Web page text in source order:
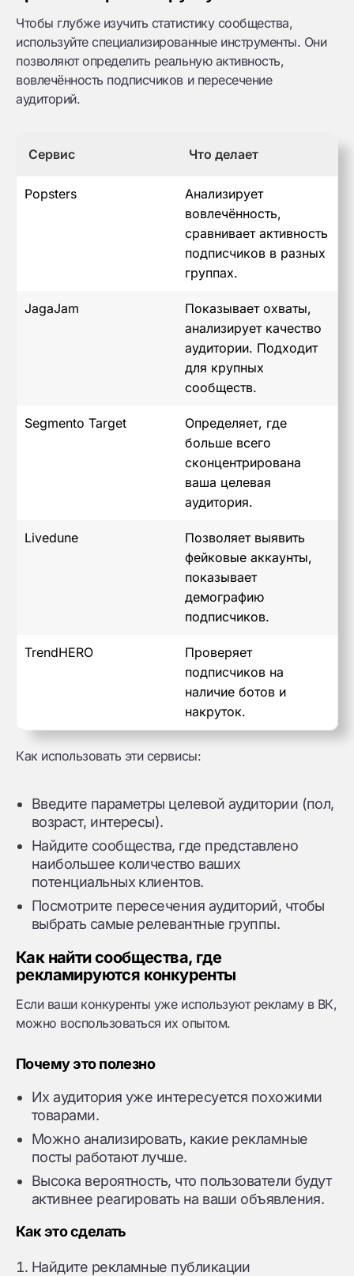
Чтобы глубже изучить статистику сообщества,
используйте специализированные инструменты. Они
позволяют определить реальную активность,
вовлечённость подписчиков и пересечение
аудиторий.
Сервис Что делает
Popsters
Анализирует
вовлечённость,
сравнивает активность
подписчиков в разных
группах.
JagaJam
Показывает охваты,
анализирует качество
аудитории. Подходит
для крупных
сообществ.
Segmento Target
Определяет, где
больше всего
сконцентрирована
ваша целевая
аудитория.
Livedune
Позволяет выявить
фейковые аккаунты,
показывает
демографию
подписчиков.
TrendHERO
Проверяет
подписчиков на
наличие ботов и
накруток.
Как использовать эти сервисы:
Введите параметры целевой аудитории (пол,
возраст, интересы).
Найдите сообщества, где представлено
наибольшее количество ваших
потенциальных клиентов.
Посмотрите пересечения аудиторий, чтобы
выбрать самые релевантные группы.
Как найти сообщества, где
рекламируются конкуренты
Если ваши конкуренты уже используют рекламу в ВК,
можно воспользоваться их опытом.
Почему это полезно
Их аудитория уже интересуется похожими
товарами.
Можно анализировать, какие рекламные
посты работают лучше.
Высока вероятность, что пользователи будут
активнее реагировать на ваши объявления.
Как это сделать
Найдите рекламные публикации